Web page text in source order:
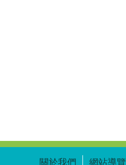
關於我們 網站導覽